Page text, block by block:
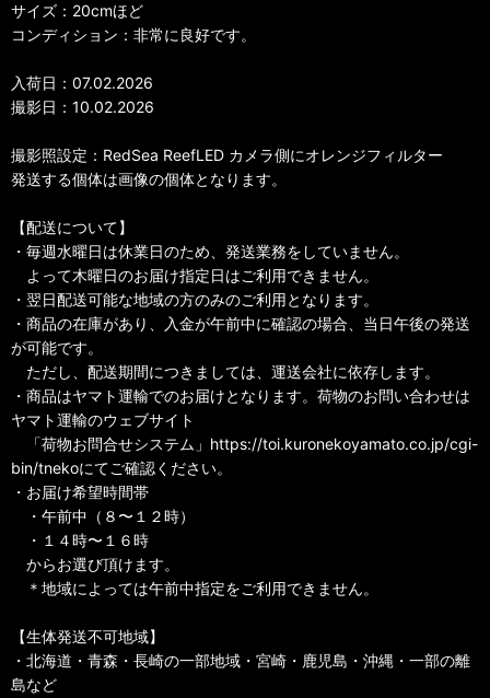
サイズ：20cmほど
コンディション：非常に良好です。
入荷日：07.02.2026
撮影日：10.02.2026
撮影照設定：RedSea ReefLED カメラ側にオレンジフィルター
発送する個体は画像の個体となります。
【配送について】
・毎週水曜日は休業日のため、発送業務をしていません。
よって木曜日のお届け指定日はご利用できません。
・翌日配送可能な地域の方のみのご利用となります。
・商品の在庫があり、入金が午前中に確認の場合、当日午後の発送
が可能です。
ただし、配送期間につきましては、運送会社に依存します。
・商品はヤマト運輸でのお届けとなります。荷物のお問い合わせは
ヤマト運輸のウェブサイト
「荷物お問合せシステム」https://toi.kuronekoyamato.co.jp/cgi-
bin/tnekoにてご確認ください。
・お届け希望時間帯
・午前中（８〜１２時）
・１４時〜１６時
からお選び頂けます。
＊地域によっては午前中指定をご利用できません。
【生体発送不可地域】
・北海道・青森・長崎の一部地域・宮崎・鹿児島・沖縄・一部の離
島など